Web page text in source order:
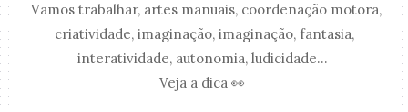
Vamos trabalhar, artes manuais, coordenação motora,
criatividade, imaginação, imaginação, fantasia,
interatividade, autonomia, ludicidade...
Veja a dica 👀